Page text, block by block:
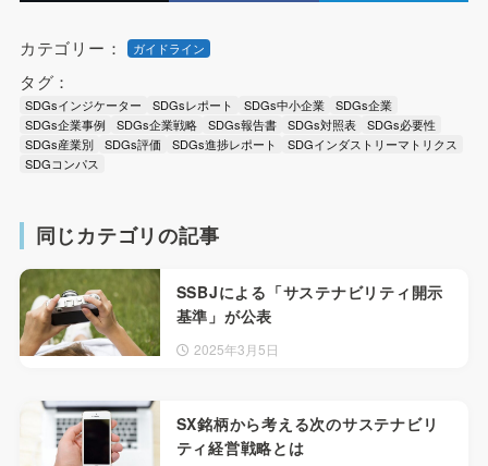
カテゴリー： ガイドライン
タグ：
SDGsインジケーター SDGsレポート SDGs中小企業
SDGs企業
SDGs企業事例
SDGs企業戦略 SDGs報告書 SDGs対照表
SDGs必要性
SDGs産業別
SDGs評価 SDGs進捗レポート
SDGインダストリーマトリクス
SDGコンパス
同じカテゴリの記事
SSBJによる「サステナビリティ開示
基準」が公表
2025年3月5日
SX銘柄から考える次のサステナビリ
ティ経営戦略とは